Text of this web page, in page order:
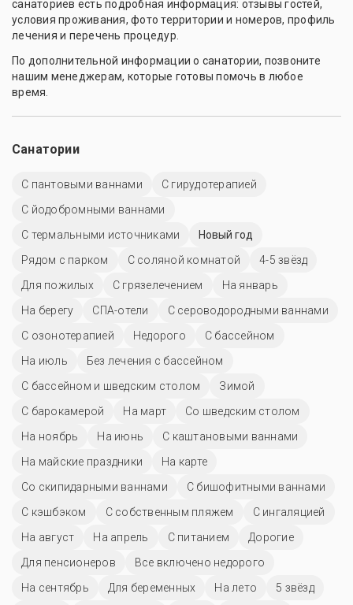
санаториев есть подробная информация: отзывы гостей,
условия проживания, фото территории и номеров, профиль
лечения и перечень процедур.
По дополнительной информации о санатории, позвоните
нашим менеджерам, которые готовы помочь в любое
время.
Санатории
С пантовыми ваннами
С гирудотерапией
С йодобромными ваннами
С термальными источниками
Новый год
Рядом с парком
С соляной комнатой
4-5 звёзд
Для пожилых
С грязелечением
На январь
На берегу
СПА-отели
С сероводородными ваннами
С озонотерапией
Недорого
C бассейном
На июль
Без лечения с бассейном
С бассейном и шведским столом
Зимой
С барокамерой
На март
Со шведским столом
На ноябрь
На июнь
С каштановыми ваннами
На майские праздники
На карте
Со скипидарными ваннами
С бишофитными ваннами
С кэшбэком
С собственным пляжем
С ингаляцией
На август
На апрель С питанием
Дорогие
Для пенсионеров
Все включено недорого
На сентябрь
Для беременных На лето
5 звёзд